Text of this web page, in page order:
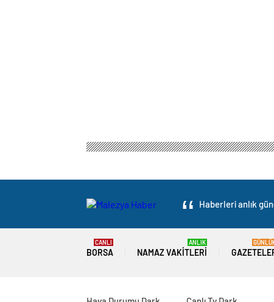
Haberleri anlık
BORSA
CANLI
NAMAZ VAKITLERI
ANLIK